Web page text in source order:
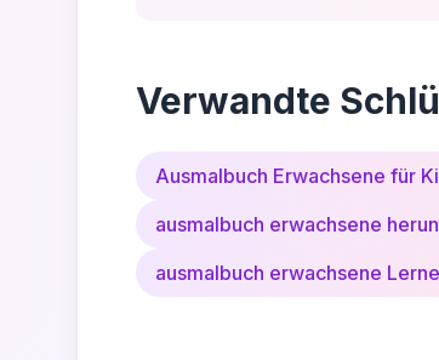
Verwandte
Ausmalbuch Erwachsene für
ausmalbuch erwachsene
ausmalbuch erwachsene